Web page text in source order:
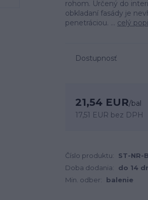
rohom. Určený do
obkladaní fasády je
penetráciou. ... celý
Dostupnosť
21,54 EUR/bal
17,51 EUR bez DPH
Číslo produktu:
ST-NR-
Doba dodania:
do 14
Min. odber:
balenie